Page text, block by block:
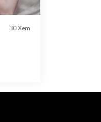
30 Xem